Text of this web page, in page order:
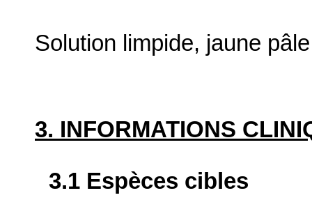
Solution limpide, jaune
3. INFORMATIONS
3.1 Espèces cibles